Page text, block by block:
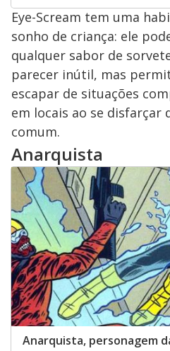
Eye-Scream tem uma
sonho de criança: ele
qualquer sabor de
parecer inútil, mas
escapar de situações
em locais ao se disfarçar
comum.
Anarquista
Anarquista, personagem